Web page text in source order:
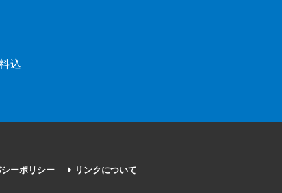
込
ーポリシー リンクについて